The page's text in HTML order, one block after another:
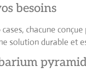
besoins
chacune
solution durable et